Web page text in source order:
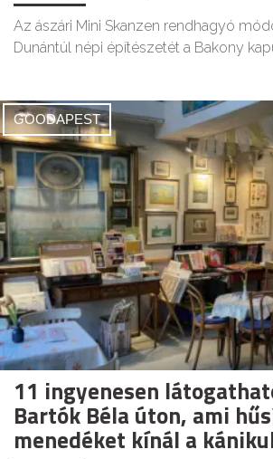
Az ászári Mini Skanzen rendhagyó
Dunántúl népi építészetét a Bakony
GOODAPEST
11 ingyenesen
Bartók Béla úton, ami
menedéket kínál a